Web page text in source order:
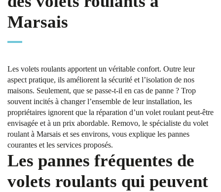
Marsais
Les volets roulants apportent un véritable confort. Outre leur
aspect pratique, ils améliorent la sécurité et l’isolation de nos
maisons. Seulement, que se passe-t-il en cas de panne ? Trop
souvent incités à changer l’ensemble de leur installation, les
propriétaires ignorent que la réparation d’un volet roulant peut-être
envisagée et à un prix abordable. Removo, le spécialiste du volet
roulant à Marsais et ses environs, vous explique les pannes
courantes et les services proposés.
Les pannes fréquentes de
volets roulants qui peuvent